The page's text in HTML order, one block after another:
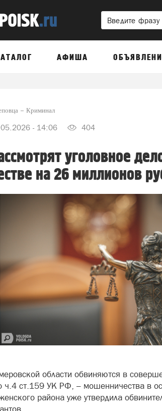
АФИША
Криминал
- 14:06 404
уголовное
на 26 миллионов
области обвиняются в
ч.4 ст.159 УК РФ, – мошенничества в
района уже утвердила